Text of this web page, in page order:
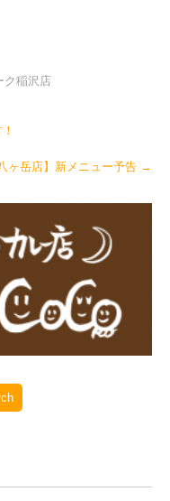
ク稲沢店
八ヶ岳店】新メニュー予告 →